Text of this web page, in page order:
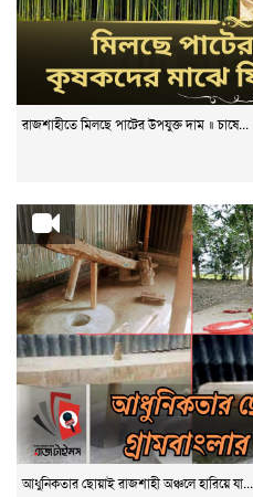
রাজশাহীতে মিলছে পাটের উপযুক্ত দাম ॥ চাষে...
আধুনিকতার ছোয়াই রাজশাহী অঞ্চলে হারিয়ে যা...